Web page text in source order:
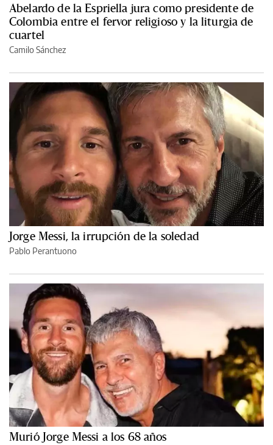
Abelardo de la Espriella jura como presidente de
Colombia entre el fervor religioso y la liturgia de
cuartel
Camilo Sánchez
Jorge Messi, la irrupción de la soledad
Pablo Perantuono
Murió Jorge Messi a los 68 años